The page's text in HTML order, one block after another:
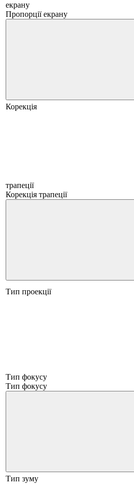
екрану
Пропорції екрану
Корекція
трапеції
Корекція трапеції
Тип проекції
Тип фокусу
Тип фокусу
Тип зуму